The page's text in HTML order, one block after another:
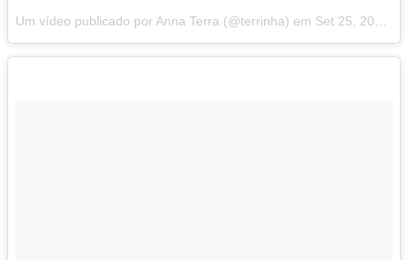
Um vídeo publicado por Anna Terra (@terrinha) em Set 25, 2014 at 6:55 PDT